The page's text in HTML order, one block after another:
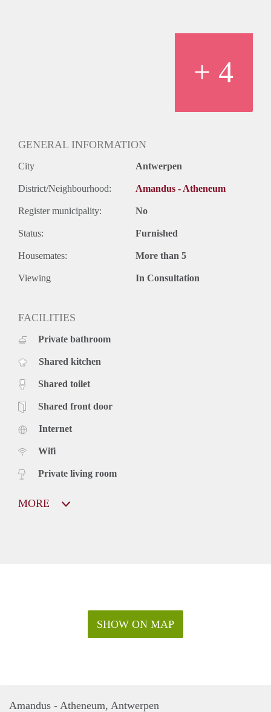
+ 4
GENERAL INFORMATION
City Antwerpen
District/Neighbourhood: Amandus - Atheneum
Register municipality: No
Status: Furnished
Housemates: More than 5
Viewing In Consultation
FACILITIES
Private bathroom
Shared kitchen
Shared toilet
Shared front door
Internet
Wifi
Private living room
MORE
SHOW ON MAP
Amandus - Atheneum, Antwerpen